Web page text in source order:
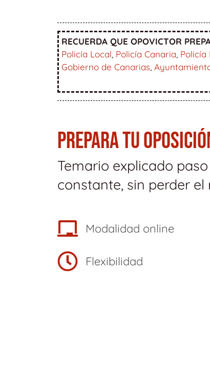
RECUERDA QUE OPOVICTOR
Policía Local, Policía Canaria, Policía
Gobierno de Canarias,
PREPARA TU
Temario explicado
constante, sin perder el
Modalidad online
Flexibilidad